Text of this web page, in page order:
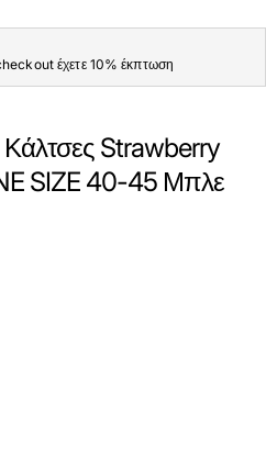
έχετε 10% έκπτωση
Strawberry
SIZE 40-45 Μπλε